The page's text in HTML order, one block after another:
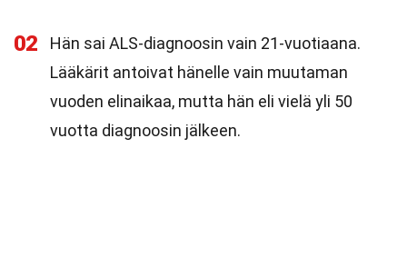
02
Hän sai ALS-diagnoosin vain 21-vuotiaana.
Lääkärit antoivat hänelle vain muutaman
vuoden elinaikaa, mutta hän eli vielä yli 50
vuotta diagnoosin jälkeen.